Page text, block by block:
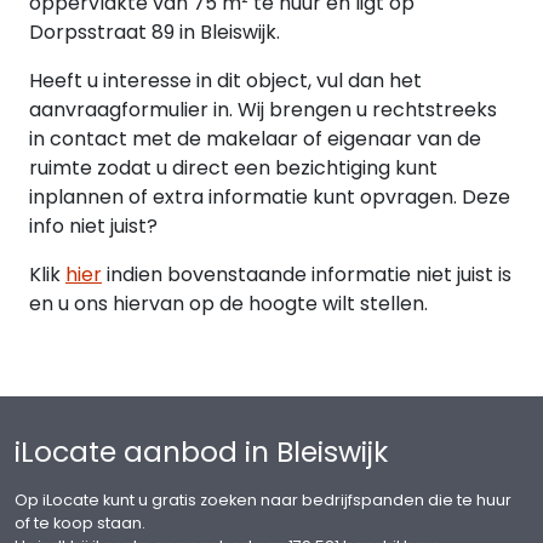
10/2024 tevens gepubliceerd op de website
inclusief aanvullende bepalingen verhuurder.
Daarnaast is het huishoudelijk reglement en de
akte van splitsing van toepassing.
Voorbehoud : goedkeuring directie verhuurder/
positief bedrijfsinformatierapport; ter beoordeling
van verhuurder.
BTW
Verhuurder wenst te opteren voor BTW-belaste
compensatie van de gevolgen van het vervallen
belaste huur.
Energielabel : bedrijfsruimte derhalve niet
Dorpsstraat 89 in Bleiswijk.
Heeft u interesse in dit object, vul dan het
aanvraagformulier in. Wij brengen u rechtstreeks
in contact met de makelaar of eigenaar van de
ruimte zodat u direct een bezichtiging kunt
inplannen of extra informatie kunt opvragen. Deze
info niet juist?
Klik hierindien bovenstaande informatie niet juist is
en u ons hiervan op de hoogte wilt stellen.
iLocate aanbod in Bleiswijk
Op iLocate kunt u gratis zoeken naar bedrijfspanden die te huur
of te koop staan.